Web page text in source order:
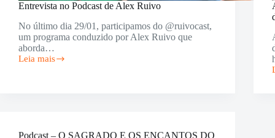
Entrevista no Podcast de Alex Ruivo
No último dia 29/01, participamos do @ruivocast,
um programa conduzido por Alex Ruivo que
aborda…
Leia mais
Entrevista
Podcast – O SAGRADO E OS ENCANTOS DO